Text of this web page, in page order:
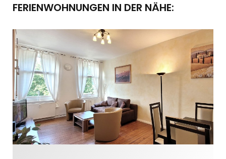
FERIENWOHNUNGEN IN DER NÄHE: